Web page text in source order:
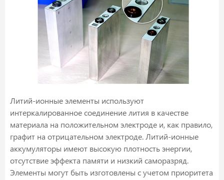
Литий-ионные элементы используют
интеркалированное соединение лития в качестве
материала на положительном электроде и, как правило,
графит на отрицательном электроде. Литий-ионные
аккумуляторы имеют высокую плотность энергии,
отсутствие эффекта памяти и низкий саморазряд.
Элементы могут быть изготовлены с учетом приоритета